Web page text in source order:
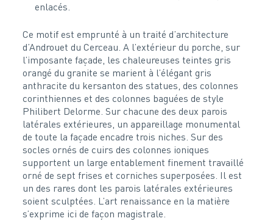
enlacés.
Ce motif est emprunté à un traité d’architecture
d’Androuet du Cerceau. A l’extérieur du porche, sur
l’imposante façade, les chaleureuses teintes gris
orangé du granite se marient à l’élégant gris
anthracite du kersanton des statues, des colonnes
corinthiennes et des colonnes baguées de style
Philibert Delorme. Sur chacune des deux parois
latérales extérieures, un appareillage monumental
de toute la façade encadre trois niches. Sur des
socles ornés de cuirs des colonnes ioniques
supportent un large entablement finement travaillé
orné de sept frises et corniches superposées. Il est
un des rares dont les parois latérales extérieures
soient sculptées. L’art renaissance en la matière
s’exprime ici de façon magistrale.